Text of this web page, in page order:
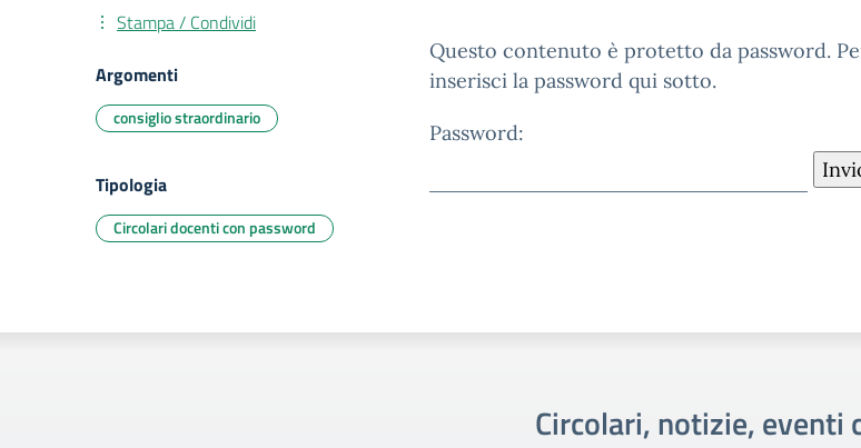
Questo contenuto è protetto da password.
inserisci la password qui sotto.
Password:
Stampa / Condividi
Argomenti
consiglio straordinario
Tipologia
Circolari docenti con password
Circolari, notizie, eventi